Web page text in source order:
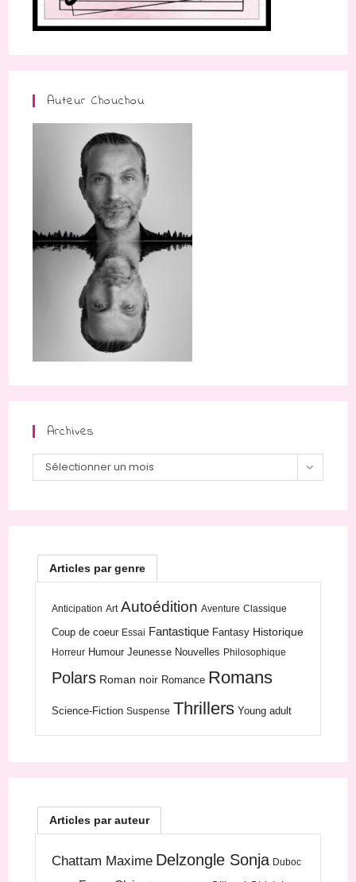
Auteur Chouchou
Archives
Archives
Sélectionner un mois
Articles par genre
Anticipation Art Autoédition Aventure Classique
Coup de coeur Essai Fantastique Fantasy Historique
Horreur Humour Jeunesse Nouvelles Philosophique
Polars Roman noir Romance Romans
Science-Fiction Suspense Thrillers Young adult
Articles par auteur
Chattam Maxime Delzongle Sonja Duboc